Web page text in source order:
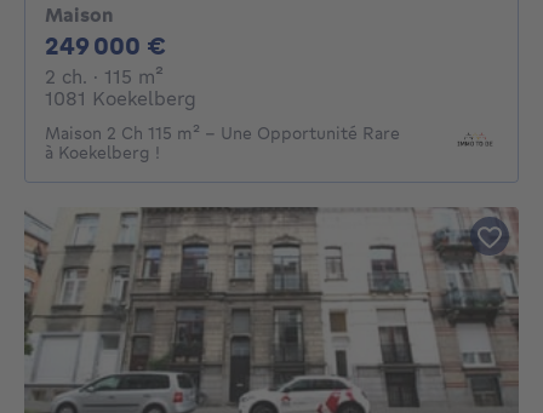
Maison
249 000 €
2 ch. 2 chambres
· 115 m²
1081 Koekelberg
Maison 2 Ch 115 m² – Une Opportunité Rare
à Koekelberg !